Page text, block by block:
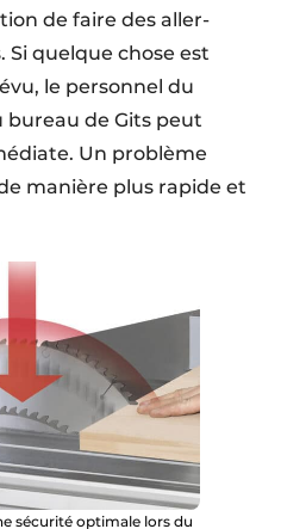
de faire des aller-
Si quelque chose est
le personnel du
bureau de Gits peut
Un problème
manière plus rapide et
sécurité optimale lors du